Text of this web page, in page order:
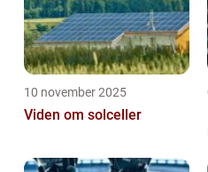
10 november 2025
Viden om solceller